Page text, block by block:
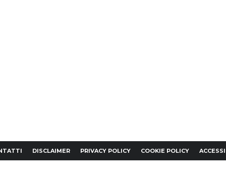
DISCLAIMER PRIVACY POLICY COOKIE POLICY